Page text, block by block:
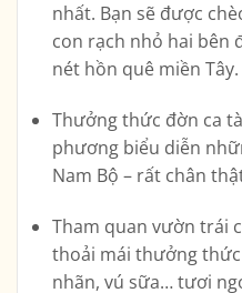
nhất. Bạn sẽ được
con rạch nhỏ hai bên
nét hồn quê miền Tây.
Thưởng thức đờn ca
phương biểu diễn
Nam Bộ – rất chân
Tham quan vườn trái
thoải mái thưởng
nhãn, vú sữa… tươi